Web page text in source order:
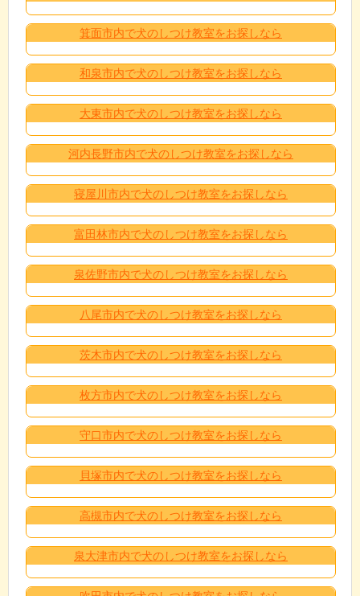
箕面市内で犬のしつけ教室をお探しなら
和泉市内で犬のしつけ教室をお探しなら
大東市内で犬のしつけ教室をお探しなら
河内長野市内で犬のしつけ教室をお探しなら
寝屋川市内で犬のしつけ教室をお探しなら
富田林市内で犬のしつけ教室をお探しなら
泉佐野市内で犬のしつけ教室をお探しなら
八尾市内で犬のしつけ教室をお探しなら
茨木市内で犬のしつけ教室をお探しなら
枚方市内で犬のしつけ教室をお探しなら
守口市内で犬のしつけ教室をお探しなら
貝塚市内で犬のしつけ教室をお探しなら
高槻市内で犬のしつけ教室をお探しなら
泉大津市内で犬のしつけ教室をお探しなら